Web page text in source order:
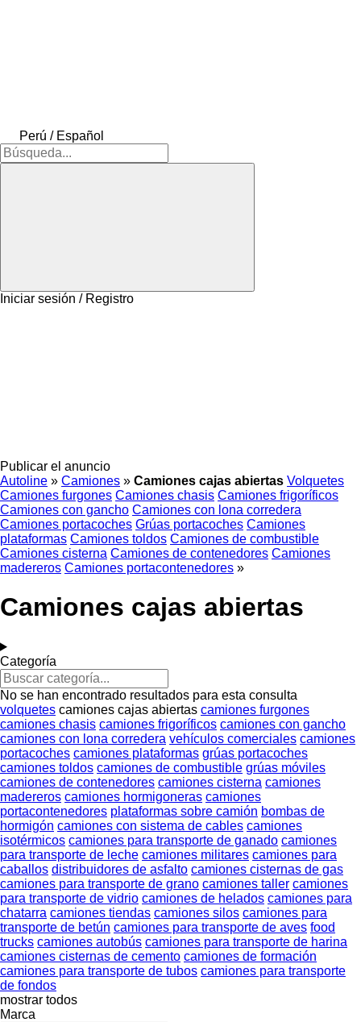
Perú / Español
Iniciar sesión / Registro
Publicar el anuncio
Autoline » Camiones » Camiones cajas abiertas Volquetes
Camiones furgones Camiones chasis Camiones frigoríficos
Camiones con gancho Camiones con lona corredera
Camiones portacoches Grúas portacoches Camiones
plataformas Camiones toldos Camiones de combustible
Camiones cisterna Camiones de contenedores Camiones
madereros Camiones portacontenedores »
Camiones cajas abiertas
Categoría
No se han encontrado resultados para esta consulta
volquetes camiones cajas abiertas camiones furgones
camiones chasis camiones frigoríficos camiones con gancho
camiones con lona corredera vehículos comerciales camiones
portacoches camiones plataformas grúas portacoches
camiones toldos camiones de combustible grúas móviles
camiones de contenedores camiones cisterna camiones
madereros camiones hormigoneras camiones
portacontenedores plataformas sobre camión bombas de
hormigón camiones con sistema de cables camiones
isotérmicos camiones para transporte de ganado camiones
para transporte de leche camiones militares camiones para
caballos distribuidores de asfalto camiones cisternas de gas
camiones para transporte de grano camiones taller camiones
para transporte de vidrio camiones de helados camiones para
chatarra camiones tiendas camiones silos camiones para
transporte de betún camiones para transporte de aves food
trucks camiones autobús camiones para transporte de harina
camiones cisternas de cemento camiones de formación
camiones para transporte de tubos camiones para transporte
de fondos
mostrar todos
Marca